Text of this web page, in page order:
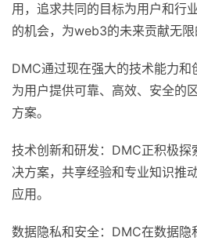
用，追求共同的目标为用户和行
的机会，为web3的未来贡献无限
DMC通过现在强大的技术能力
为用户提供可靠、高效、安全的
方案。
技术创新和研发：DMC正积极探
决方案，共享经验和专业知识推
应用。
数据隐私和安全：DMC在数据隐